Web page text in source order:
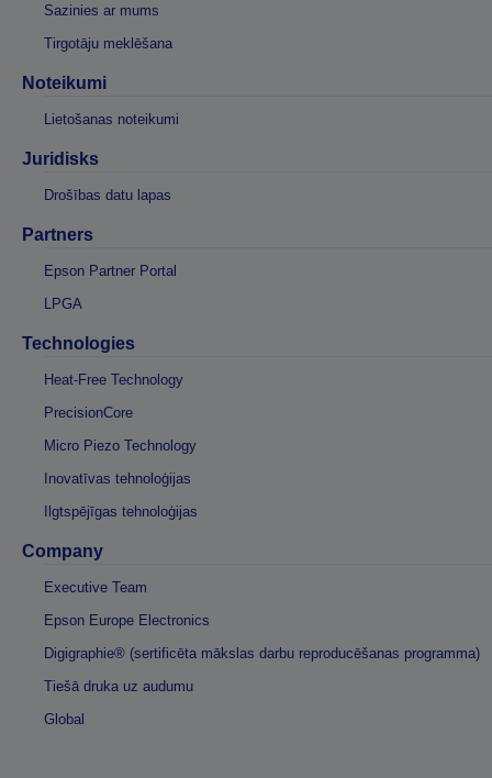
Sazinies ar mums
Tirgotāju meklēšana
Noteikumi
Lietošanas noteikumi
Juridisks
Drošības datu lapas
Partners
Epson Partner Portal
LPGA
Technologies
Heat-Free Technology
PrecisionCore
Micro Piezo Technology
Inovatīvas tehnoloģijas
Ilgtspējīgas tehnoloģijas
Company
Executive Team
Epson Europe Electronics
Digigraphie® (sertificēta mākslas darbu reproducēšanas programma)
Tiešā druka uz audumu
Global